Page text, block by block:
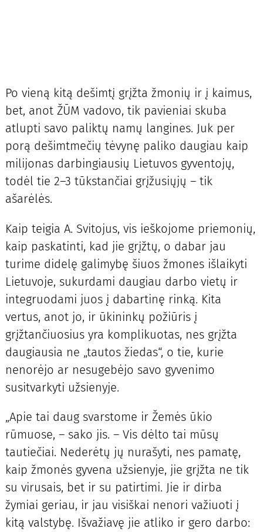
Po vieną kitą dešimtį grįžta žmonių ir į kaimus,
bet, anot ŽŪM vadovo, tik pavieniai skuba
atlupti savo paliktų namų langines. Juk per
porą dešimtmečių tėvynę paliko daugiau kaip
milijonas darbingiausių Lietuvos gyventojų,
todėl tie 2–3 tūkstančiai grįžusiųjų – tik
ašarėlės.
Kaip teigia A. Svitojus, vis ieškojome priemonių,
kaip paskatinti, kad jie grįžtų, o dabar jau
turime didelę galimybę šiuos žmones išlaikyti
Lietuvoje, sukurdami daugiau darbo vietų ir
integruodami juos į dabartinę rinką. Kita
vertus, anot jo, ir ūkininkų požiūris į
grįžtančiuosius yra komplikuotas, nes grįžta
daugiausia ne „tautos žiedas“, o tie, kurie
nenorėjo ar nesugebėjo savo gyvenimo
susitvarkyti užsienyje.
„Apie tai daug svarstome ir Žemės ūkio
rūmuose, – sako jis. – Vis dėlto tai mūsų
tautiečiai. Nederėtų jų nurašyti, nes pamatę,
kaip žmonės gyvena užsienyje, jie grįžta ne tik
su virusais, bet ir su patirtimi. Jie ir dirba
žymiai geriau, ir jau visiškai nenori važiuoti į
kitą valstybę. Išvažiavę jie atliko ir gero darbo: